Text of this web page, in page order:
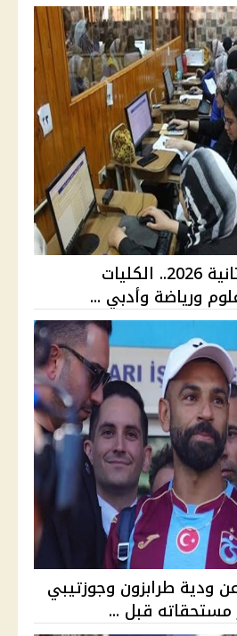
تنسيق المرحلة الثانية 2026.. الكليات
ورياضة وأدبي ...
ودية طرابزون وجوزتيبي
مستحقاته قبل ...